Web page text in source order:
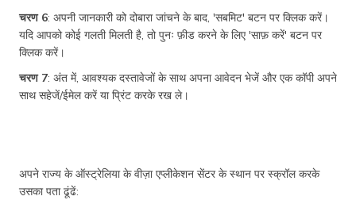
चरण 6: अपनी जानकारी को दोबारा जांचने के बाद, 'सबमिट' बटन पर क्लिक करें।
यदि आपको कोई गलती मिलती है, तो पुनः फ़ीड करने के लिए 'साफ़ करें' बटन पर
क्लिक करें।
चरण 7: अंत में, आवश्यक दस्तावेजों के साथ अपना आवेदन भेजें और एक कॉपी अपने
साथ सहेजें/ईमेल करें या प्रिंट करके रख ले।
अपने राज्य के ऑस्ट्रेलिया के वीज़ा एप्लीकेशन सेंटर के स्थान पर स्क्रॉल करके
उसका पता ढूंढें: